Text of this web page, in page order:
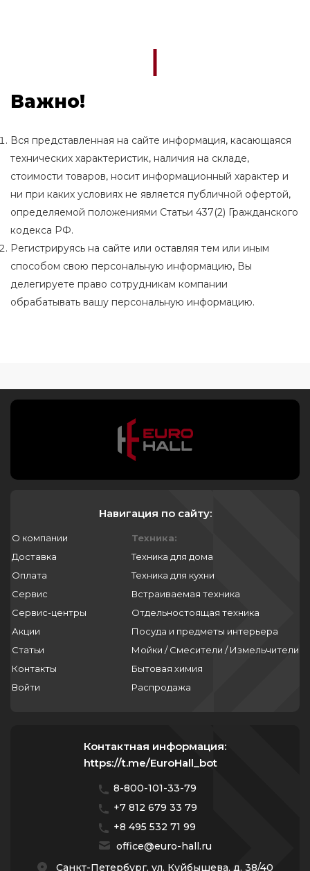
Важно!
Вся представленная на сайте информация, касающаяся
технических характеристик, наличия на складе,
стоимости товаров, носит информационный характер и
ни при каких условиях не является публичной офертой,
определяемой положениями Статьи 437(2) Гражданского
кодекса РФ.
Регистрируясь на сайте или оставляя тем или иным
способом свою персональную информацию, Вы
делегируете право сотрудникам компании
обрабатывать вашу персональную информацию.
Навигация по сайту:
О компании
Доставка
Оплата
Сервис
Сервис-центры
Акции
Статьи
Контакты
Войти
Техника:
Техника для дома
Техника для кухни
Встраиваемая техника
Отдельностоящая техника
Посуда и предметы интерьера
Мойки / Смесители / Измельчители
Бытовая химия
Распродажа
Контактная информация:
https://t.me/EuroHall_bot
8-800-101-33-79
+7 812 679 33 79
+8 495 532 71 99
office@euro-hall.ru
Санкт-Петербург, ул. Куйбышева, д. 38/40